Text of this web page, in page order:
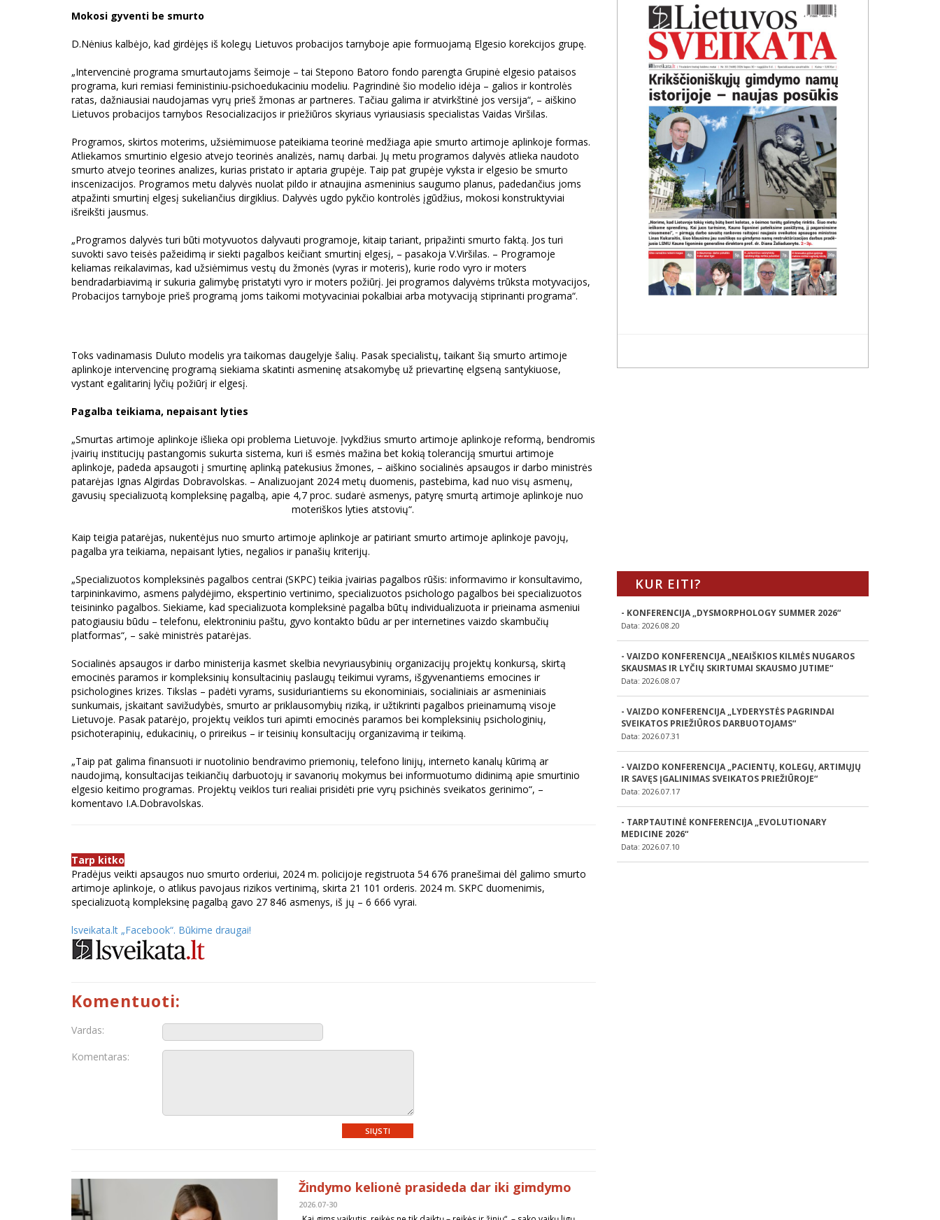
Mokosi gyventi be smurto
D.Nėnius kalbėjo, kad girdėjęs iš kolegų Lietuvos probacijos tarnyboje apie formuojamą Elgesio korekcijos grupę.
„Intervencinė programa smurtautojams šeimoje – tai Stepono Batoro fondo parengta Grupinė elgesio pataisos
programa, kuri remiasi feministiniu-psichoedukaciniu modeliu. Pagrindinė šio modelio idėja – galios ir kontrolės
ratas, dažniausiai naudojamas vyrų prieš žmonas ar partneres. Tačiau galima ir atvirkštinė jos versija“, – aiškino
Lietuvos probacijos tarnybos Resocializacijos ir priežiūros skyriaus vyriausiasis specialistas Vaidas Viršilas.
Programos, skirtos moterims, užsiėmimuose pateikiama teorinė medžiaga apie smurto artimoje aplinkoje formas.
Atliekamos smurtinio elgesio atvejo teorinės analizės, namų darbai. Jų metu programos dalyvės atlieka naudoto
smurto atvejo teorines analizes, kurias pristato ir aptaria grupėje. Taip pat grupėje vyksta ir elgesio be smurto
inscenizacijos. Programos metu dalyvės nuolat pildo ir atnaujina asmeninius saugumo planus, padedančius joms
atpažinti smurtinį elgesį sukeliančius dirgiklius. Dalyvės ugdo pykčio kontrolės įgūdžius, mokosi konstruktyviai
išreikšti jausmus.
„Programos dalyvės turi būti motyvuotos dalyvauti programoje, kitaip tariant, pripažinti smurto faktą. Jos turi
suvokti savo teisės pažeidimą ir siekti pagalbos keičiant smurtinį elgesį, – pasakoja V.Viršilas. – Programoje
keliamas reikalavimas, kad užsiėmimus vestų du žmonės (vyras ir moteris), kurie rodo vyro ir moters
bendradarbiavimą ir sukuria galimybę pristatyti vyro ir moters požiūrį. Jei programos dalyvėms trūksta motyvacijos,
Probacijos tarnyboje prieš programą joms taikomi motyvaciniai pokalbiai arba motyvaciją stiprinanti programa“.
Toks vadinamasis Duluto modelis yra taikomas daugelyje šalių. Pasak specialistų, taikant šią smurto artimoje
aplinkoje intervencinę programą siekiama skatinti asmeninę atsakomybę už prievartinę elgseną santykiuose,
vystant egalitarinį lyčių požiūrį ir elgesį.
Pagalba teikiama, nepaisant lyties
„Smurtas artimoje aplinkoje išlieka opi problema Lietuvoje. Įvykdžius smurto artimoje aplinkoje reformą, bendromis
įvairių institucijų pastangomis sukurta sistema, kuri iš esmės mažina bet kokią toleranciją smurtui artimoje
aplinkoje, padeda apsaugoti į smurtinę aplinką patekusius žmones, – aiškino socialinės apsaugos ir darbo ministrės
patarėjas Ignas Algirdas Dobravolskas. – Analizuojant 2024 metų duomenis, pastebima, kad nuo visų asmenų,
gavusių specializuotą kompleksinę pagalbą, apie 4,7 proc. sudarė asmenys, patyrę smurtą artimoje aplinkoje nuo
moteriškos lyties atstovių“.
Kaip teigia patarėjas, nukentėjus nuo smurto artimoje aplinkoje ar patiriant smurto artimoje aplinkoje pavojų,
pagalba yra teikiama, nepaisant lyties, negalios ir panašių kriterijų.
„Specializuotos kompleksinės pagalbos centrai (SKPC) teikia įvairias pagalbos rūšis: informavimo ir konsultavimo,
tarpininkavimo, asmens palydėjimo, ekspertinio vertinimo, specializuotos psichologo pagalbos bei specializuotos
teisininko pagalbos. Siekiame, kad specializuota kompleksinė pagalba būtų individualizuota ir prieinama asmeniui
patogiausiu būdu – telefonu, elektroniniu paštu, gyvo kontakto būdu ar per internetines vaizdo skambučių
platformas“, – sakė ministrės patarėjas.
Socialinės apsaugos ir darbo ministerija kasmet skelbia nevyriausybinių organizacijų projektų konkursą, skirtą
emocinės paramos ir kompleksinių konsultacinių paslaugų teikimui vyrams, išgyvenantiems emocines ir
psichologines krizes. Tikslas – padėti vyrams, susiduriantiems su ekonominiais, socialiniais ar asmeniniais
sunkumais, įskaitant savižudybės, smurto ar priklausomybių riziką, ir užtikrinti pagalbos prieinamumą visoje
Lietuvoje. Pasak patarėjo, projektų veiklos turi apimti emocinės paramos bei kompleksinių psichologinių,
psichoterapinių, edukacinių, o prireikus – ir teisinių konsultacijų organizavimą ir teikimą.
„Taip pat galima finansuoti ir nuotolinio bendravimo priemonių, telefono linijų, interneto kanalų kūrimą ar
naudojimą, konsultacijas teikiančių darbuotojų ir savanorių mokymus bei informuotumo didinimą apie smurtinio
elgesio keitimo programas. Projektų veiklos turi realiai prisidėti prie vyrų psichinės sveikatos gerinimo“, –
komentavo I.A.Dobravolskas.
Tarp kitko
Pradėjus veikti apsaugos nuo smurto orderiui, 2024 m. policijoje registruota 54 676 pranešimai dėl galimo smurto
artimoje aplinkoje, o atlikus pavojaus rizikos vertinimą, skirta 21 101 orderis. 2024 m. SKPC duomenimis,
specializuotą kompleksinę pagalbą gavo 27 846 asmenys, iš jų – 6 666 vyrai.
lsveikata.lt „Facebook“. Būkime draugai!
Komentuoti:
Vardas:
Komentaras:
SIŲSTI
Žindymo kelionė prasideda dar iki gimdymo
2026.07-30
KUR EITI?
- KONFERENCIJA „DYSMORPHOLOGY SUMMER 2026“
Data: 2026.08.20
- VAIZDO KONFERENCIJA „NEAIŠKIOS KILMĖS NUGAROS
SKAUSMAS IR LYČIŲ SKIRTUMAI SKAUSMO JUTIME“
Data: 2026.08.07
- VAIZDO KONFERENCIJA „LYDERYSTĖS PAGRINDAI
SVEIKATOS PRIEŽIŪROS DARBUOTOJAMS“
Data: 2026.07.31
- VAIZDO KONFERENCIJA „PACIENTŲ, KOLEGŲ, ARTIMŲJŲ
IR SAVĘS ĮGALINIMAS SVEIKATOS PRIEŽIŪROJE“
Data: 2026.07.17
- TARPTAUTINĖ KONFERENCIJA „EVOLUTIONARY
MEDICINE 2026“
Data: 2026.07.10